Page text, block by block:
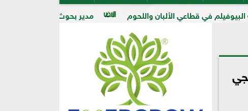
مدير بحوث أمراض النباتات: التغيرات المناخية رفعت واللحوم